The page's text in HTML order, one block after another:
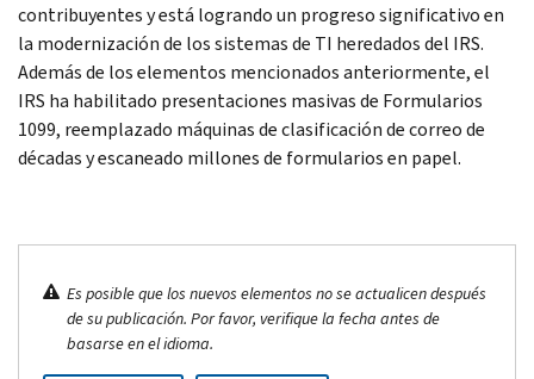
contribuyentes y está logrando un progreso significativo en
la modernización de los sistemas de TI heredados del IRS.
Además de los elementos mencionados anteriormente, el
IRS ha habilitado presentaciones masivas de Formularios
1099, reemplazado máquinas de clasificación de correo de
décadas y escaneado millones de formularios en papel.
Es posible que los nuevos elementos no se actualicen después
de su publicación. Por favor, verifique la fecha antes de
basarse en el idioma.